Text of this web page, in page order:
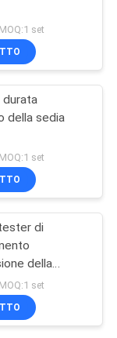
set
della sedia
set
di
della
per colata
tester di
di metodo
set